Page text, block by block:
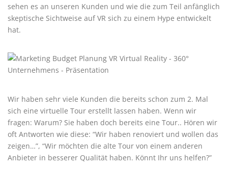
sehen es an unseren Kunden und wie die zum Teil anfänglich
skeptische Sichtweise auf VR sich zu einem Hype entwickelt
hat.
Wir haben sehr viele Kunden die bereits schon zum 2. Mal
sich eine virtuelle Tour erstellt lassen haben. Wenn wir
fragen: Warum? Sie haben doch bereits eine Tour.. Hören wir
oft Antworten wie diese: “Wir haben renoviert und wollen das
zeigen…”, “Wir möchten die alte Tour von einem anderen
Anbieter in besserer Qualität haben. Könnt Ihr uns helfen?”